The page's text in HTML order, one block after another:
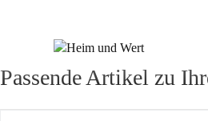
Passende Artikel zu